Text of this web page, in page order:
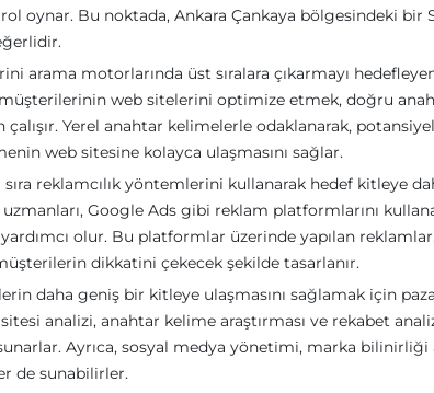
oynar. Bu noktada, Ankara Çankaya bölgesindeki bir
arama motorlarında üst sıralara çıkarmayı
müşterilerinin web sitelerini optimize etmek, doğru
Yerel anahtar kelimelerle odaklanarak,
web sitesine kolayca ulaşmasını sağlar.
reklamcılık yöntemlerini kullanarak hedef kitleye
Google Ads gibi reklam platformlarını
olur. Bu platformlar üzerinde yapılan
dikkatini çekecek şekilde tasarlanır.
daha geniş bir kitleye ulaşmasını sağlamak için
analizi, anahtar kelime araştırması ve rekabet
Ayrıca, sosyal medya yönetimi, marka bilinirliği
de sunabilirler.